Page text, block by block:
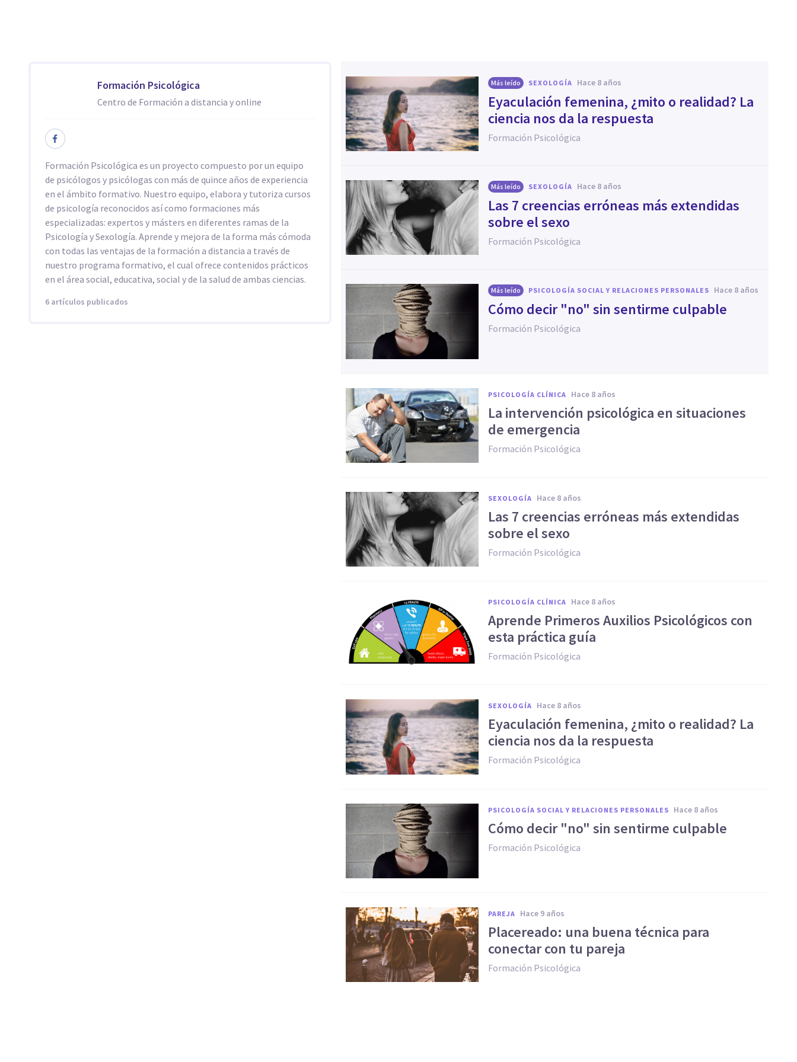
Formación Psicológica
Centro de Formación a distancia y online
Formación Psicológica es un proyecto compuesto por un equipo
de psicólogos y psicólogas con más de quince años de experiencia
en el ámbito formativo. Nuestro equipo, elabora y tutoriza cursos
de psicología reconocidos así como formaciones más
especializadas: expertos y másters en diferentes ramas de la
Psicología y Sexología. Aprende y mejora de la forma más cómoda
con todas las ventajas de la formación a distancia a través de
nuestro programa formativo, el cual ofrece contenidos prácticos
en el área social, educativa, social y de la salud de ambas ciencias.
6 artículos publicados
Más leído SEXOLOGÍA hace 8 años
​Eyaculación femenina, ¿mito o realidad? La
ciencia nos da la respuesta
Formación Psicológica
Más leído SEXOLOGÍA hace 8 años
​Las 7 creencias erróneas más extendidas
sobre el sexo
Formación Psicológica
Más leído PSICOLOGÍA SOCIAL Y RELACIONES PERSONALES hace 8 años
Cómo decir "no" sin sentirme culpable
Formación Psicológica
PSICOLOGÍA CLÍNICA hace 8 años
La intervención psicológica en situaciones
de emergencia
Formación Psicológica
SEXOLOGÍA hace 8 años
​Las 7 creencias erróneas más extendidas
sobre el sexo
Formación Psicológica
PSICOLOGÍA CLÍNICA hace 8 años
Aprende Primeros Auxilios Psicológicos con
esta práctica guía
Formación Psicológica
SEXOLOGÍA hace 8 años
​Eyaculación femenina, ¿mito o realidad? La
ciencia nos da la respuesta
Formación Psicológica
PSICOLOGÍA SOCIAL Y RELACIONES PERSONALES hace 8 años
Cómo decir "no" sin sentirme culpable
Formación Psicológica
PAREJA hace 9 años
Placereado: una buena técnica para
conectar con tu pareja
Formación Psicológica